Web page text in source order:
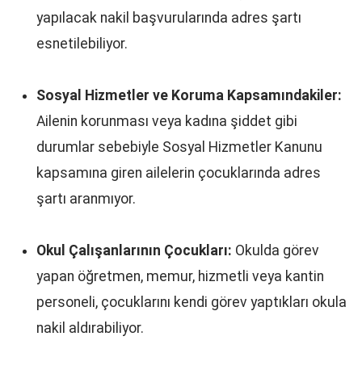
yapılacak nakil başvurularında adres şartı
esnetilebiliyor.
Sosyal Hizmetler ve Koruma Kapsamındakiler:
Ailenin korunması veya kadına şiddet gibi
durumlar sebebiyle Sosyal Hizmetler Kanunu
kapsamına giren ailelerin çocuklarında adres
şartı aranmıyor.
Okul Çalışanlarının Çocukları: Okulda görev
yapan öğretmen, memur, hizmetli veya kantin
personeli, çocuklarını kendi görev yaptıkları okula
nakil aldırabiliyor.